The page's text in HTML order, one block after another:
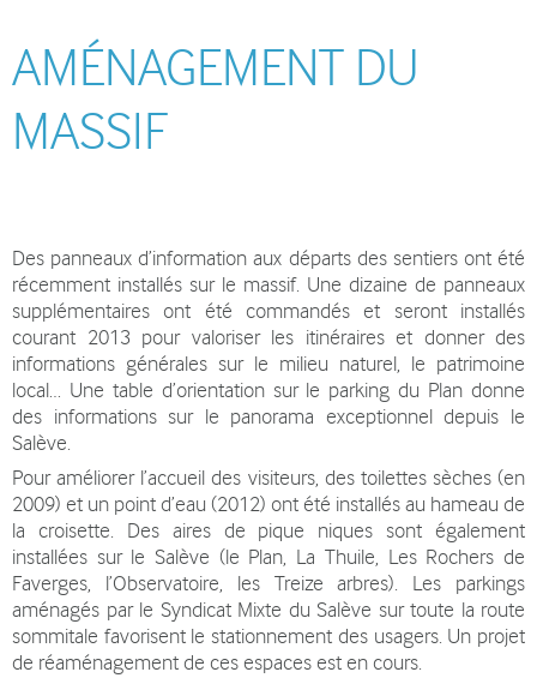
AMÉNAGEMENT DU
MASSIF
Des panneaux d’information aux départs des sentiers ont été
récemment installés sur le massif. Une dizaine de panneaux
supplémentaires ont été commandés et seront installés
courant 2013 pour valoriser les itinéraires et donner des
informations générales sur le milieu naturel, le patrimoine
local… Une table d’orientation sur le parking du Plan donne
des informations sur le panorama exceptionnel depuis le
Salève.
Pour améliorer l’accueil des visiteurs, des toilettes sèches (en
2009) et un point d’eau (2012) ont été installés au hameau de
la croisette. Des aires de pique niques sont également
installées sur le Salève (le Plan, La Thuile, Les Rochers de
Faverges, l’Observatoire, les Treize arbres). Les parkings
aménagés par le Syndicat Mixte du Salève sur toute la route
sommitale favorisent le stationnement des usagers. Un projet
de réaménagement de ces espaces est en cours.